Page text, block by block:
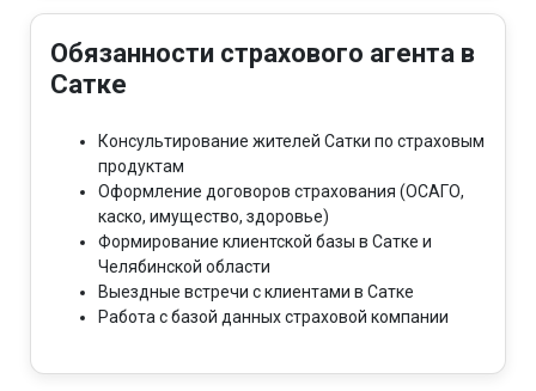
Обязанности страхового агента в
Сатке
Консультирование жителей Сатки по страховым
продуктам
Оформление договоров страхования (ОСАГО,
каско, имущество, здоровье)
Формирование клиентской базы в Сатке и
Челябинской области
Выездные встречи с клиентами в Сатке
Работа с базой данных страховой компании